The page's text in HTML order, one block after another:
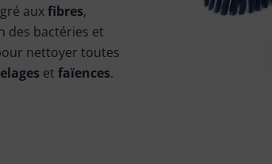
auxfibres,
des bactéries et
nettoyer toutes
et faïences.